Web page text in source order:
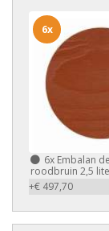
6x Embalan
roodbruin 2,5
+€ 497,70
6x